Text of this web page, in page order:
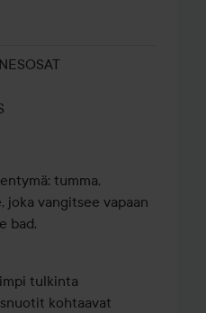
tumma,
vangitsee vapaan
bad.
tulkinta
kohtaavat